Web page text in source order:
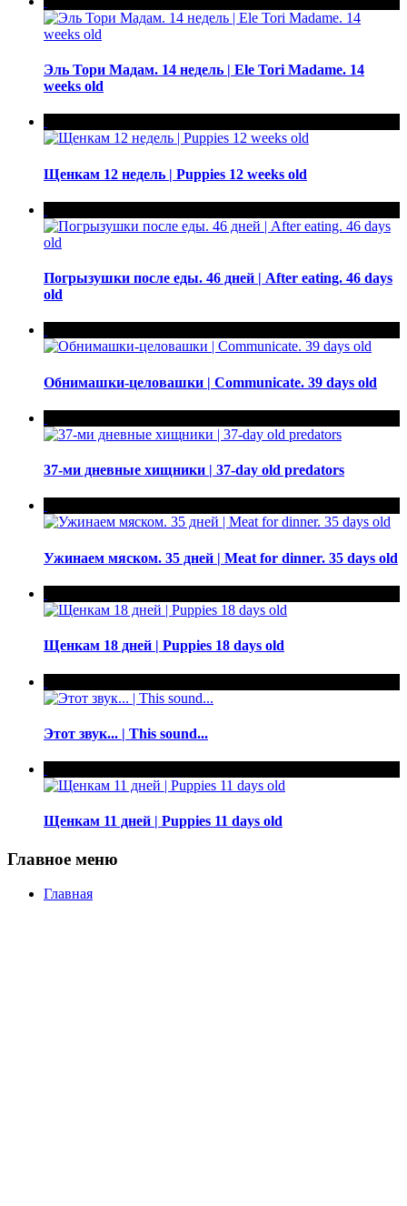
Эль Тори Мадам. 14 недель | Ele Tori Madame. 14
weeks old
Щенкам 12 недель | Puppies 12 weeks old
Погрызушки после еды. 46 дней | After eating. 46 days
old
Обнимашки-целовашки | Communicate. 39 days old
37-ми дневные хищники | 37-day old predators
Ужинаем мяском. 35 дней | Meat for dinner. 35 days old
Щенкам 18 дней | Puppies 18 days old
Этот звук... | This sound...
Щенкам 11 дней | Puppies 11 days old
Главное меню
Главная